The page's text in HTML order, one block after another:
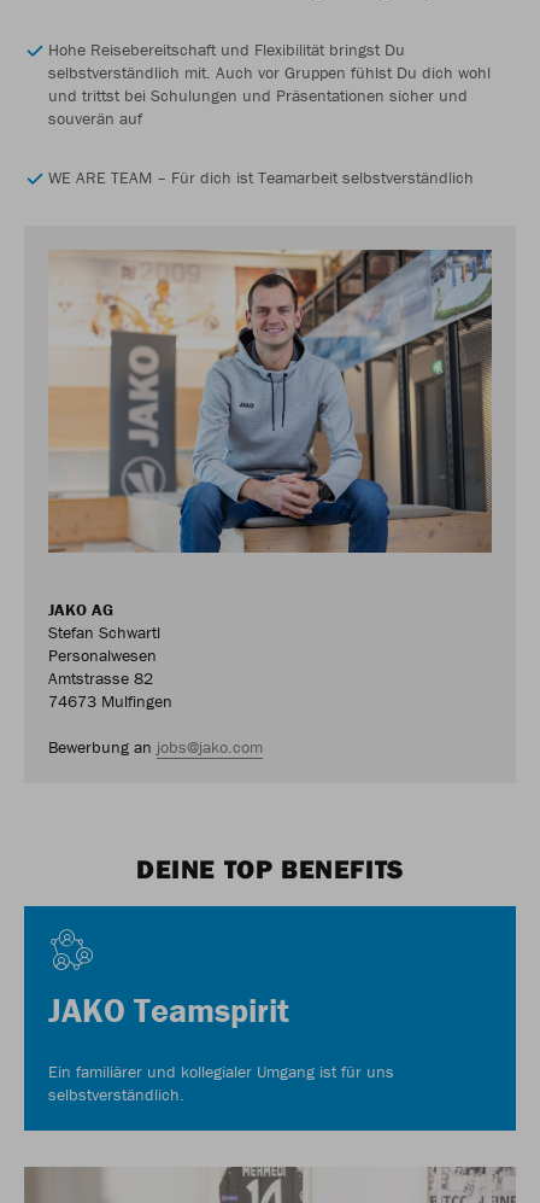
Hohe Reisebereitschaft und Flexibilität bringst Du
selbstverständlich mit. Auch vor Gruppen fühlst Du dich wohl
und trittst bei Schulungen und Präsentationen sicher und
souverän auf
WE ARE TEAM – Für dich ist Teamarbeit selbstverständlich
JAKO AG
Stefan Schwartl
Personalwesen
Amtstrasse 82
74673 Mulfingen
Bewerbung an jobs@jako.com
DEINE TOP BENEFITS
JAKO Teamspirit
Ein familiärer und kollegialer Umgang ist für uns
selbstverständlich.